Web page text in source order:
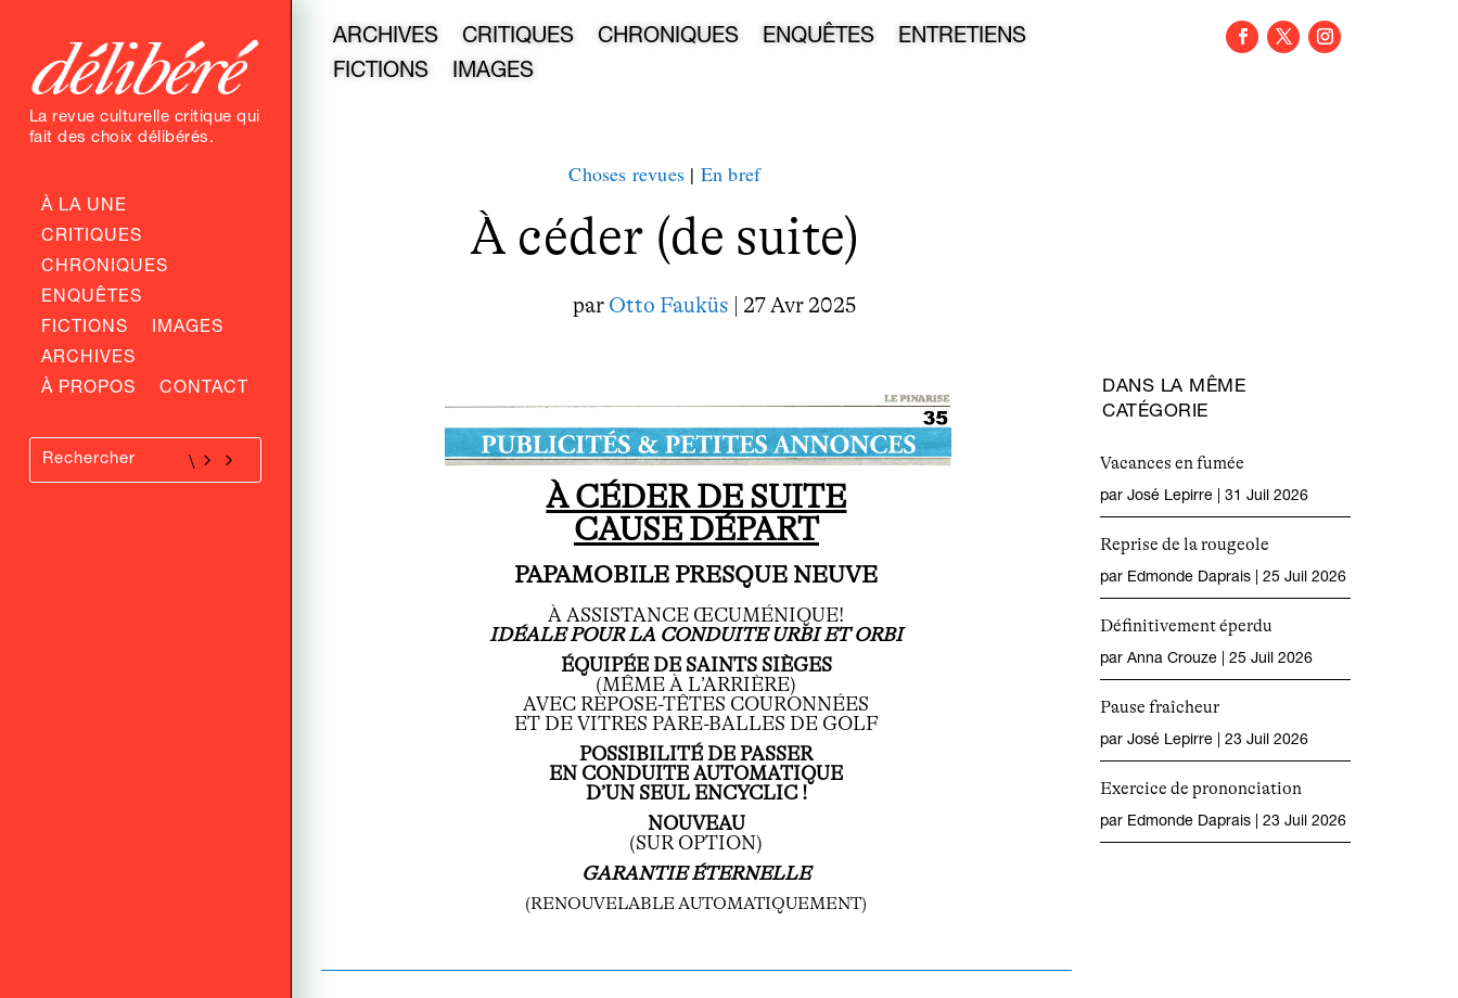
La revue culturelle critique qui
fait des choix délibérés.
À LA UNE
CRITIQUES
CHRONIQUES
ENQUÊTES
FICTIONS
IMAGES
ARCHIVES
À PROPOS
CONTACT
ARCHIVES CRITIQUES CHRONIQUES ENQUÊTES
ENTRETIENS
FICTIONS
IMAGES
Choses revues | En bref
À céder (de suite)
par Otto Fauküs | 27 Avr 2025
À CÉDER DE SUITE
CAUSE DÉPART
PAPAMOBILE PRESQUE NEUVE
À ASSISTANCE ŒCUMÉNIQUE!
IDÉALE POUR LA CONDUITE URBI ET ORBI
ÉQUIPÉE DE SAINTS SIÈGES
(MÊME À L’ARRIÈRE)
AVEC REPOSE-TÊTES COURONNÉES
ET DE VITRES PARE-BALLES DE GOLF
POSSIBILITÉDE PASSER
EN CONDUITE AUTOMATIQUE
D’UN SEUL ENCYCLIC !
NOUVEAU
(SUR OPTION)
GARANTIE ÉTERNELLE
(RENOUVELABLE AUTOMATIQUEMENT)
DANS LA MÊME
CATÉGORIE
Vacances en fumée
parJosé Lepirre |31 Juil 2026
Reprise de la rougeole
par Edmonde Daprais |25 Juil 2026
Définitivement éperdu
parAnna Crouze |25 Juil 2026
Pause fraîcheur
parJosé Lepirre |23 Juil 2026
Exercice de prononciation
par Edmonde Daprais |23 Juil 2026